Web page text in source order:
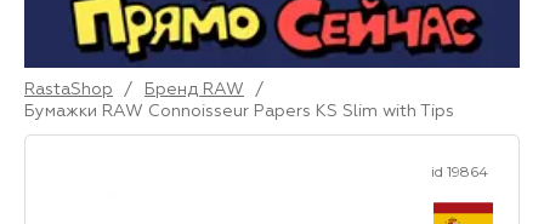
RastaShop / Бренд RAW
/
Бумажки RAW Connoisseur Papers KS Slim with Tips
id 19864